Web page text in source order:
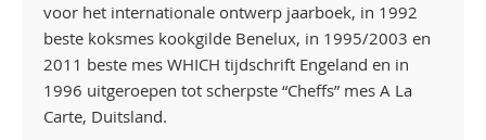
voor het internationale ontwerp jaarboek, in 1992
beste koksmes kookgilde Benelux, in 1995/2003 en
2011 beste mes WHICH tijdschrift Engeland en in
1996 uitgeroepen tot scherpste “Cheffs” mes A La
Carte, Duitsland.